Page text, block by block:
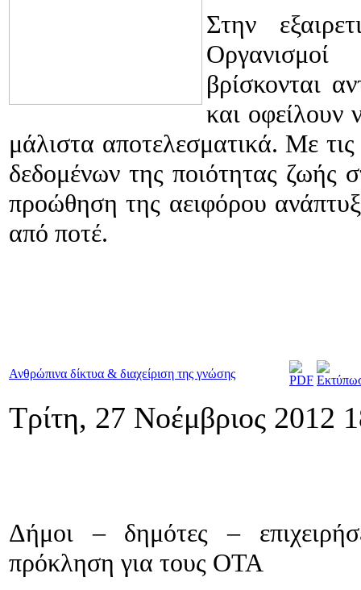
Στην
βρίσκονται
και οφείλουν
μάλιστα αποτελεσματικά. Με
δεδομένων της ποιότητας ζωής
προώθηση της αειφόρου
από ποτέ.
Ανθρώπινα δίκτυα & διαχείριση της γνώσης
Τρίτη, 27 Νοέμβριος 2012
Δήμοι – δημότες –
πρόκληση για τους ΟΤΑ